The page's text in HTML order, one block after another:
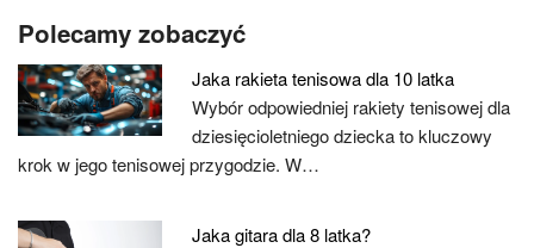
Polecamy zobaczyć
Jaka rakieta tenisowa dla 10 latka
Wybór odpowiedniej rakiety tenisowej dla
dziesięcioletniego dziecka to kluczowy
krok w jego tenisowej przygodzie. W…
Jaka gitara dla 8 latka?